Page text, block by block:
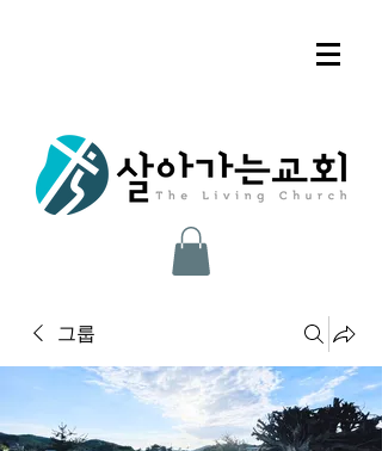
그룹